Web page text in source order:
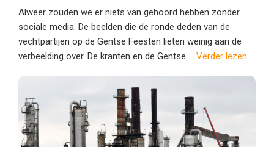
Alweer zouden we er niets van gehoord hebben zonder
sociale media. De beelden die de ronde deden van de
vechtpartijen op de Gentse Feesten lieten weinig aan de
verbeelding over. De kranten en de Gentse ... Verder lezen